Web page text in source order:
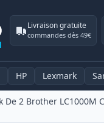
Livraison gratuite
commandes dès 49€
HP Lexmark